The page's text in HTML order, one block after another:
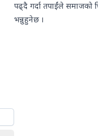
पढ्दै गर्दा तपाईंले समाजको
भन्नुहुनेछ ।